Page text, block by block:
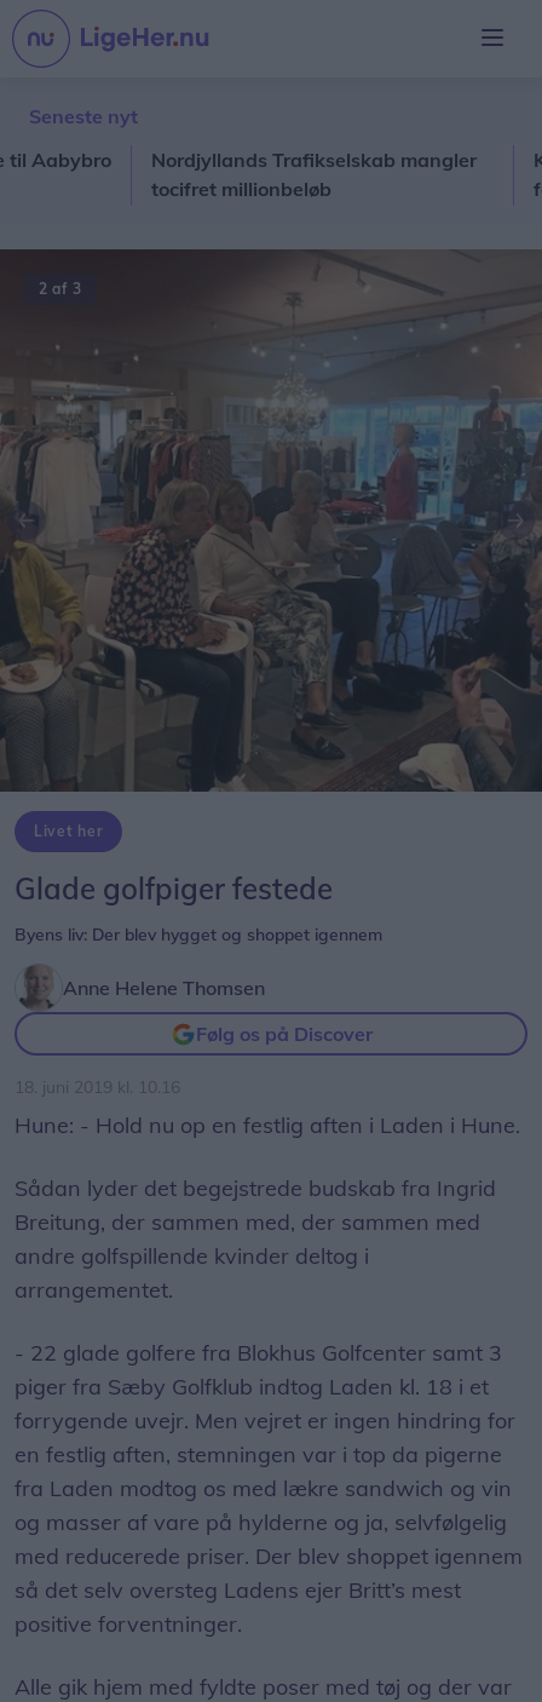
Seneste nyt
Nordjyllands Trafikselskab mangler
tocifret millionbeløb
2 af 3
Forrige
Livet her
Glade golfpiger festede
Byens liv: Der blev hygget og shoppet igennem
Anne Helene Thomsen
Følg os på Discover
18. juni 2019 kl. 10.16
Hune: - Hold nu op en festlig aften i Laden i Hune.
Sådan lyder det begejstrede budskab fra Ingrid
Breitung, der sammen med, der sammen med
andre golfspillende kvinder deltog i
arrangementet.
- 22 glade golfere fra Blokhus Golfcenter samt 3
piger fra Sæby Golfklub indtog Laden kl. 18 i et
forrygende uvejr. Men vejret er ingen hindring for
en festlig aften, stemningen var i top da pigerne
fra Laden modtog os med lækre sandwich og vin
og masser af vare på hylderne og ja, selvfølgelig
med reducerede priser. Der blev shoppet igennem
så det selv oversteg Ladens ejer Britt’s mest
positive forventninger.
Alle gik hjem med fyldte poser med tøj og der var